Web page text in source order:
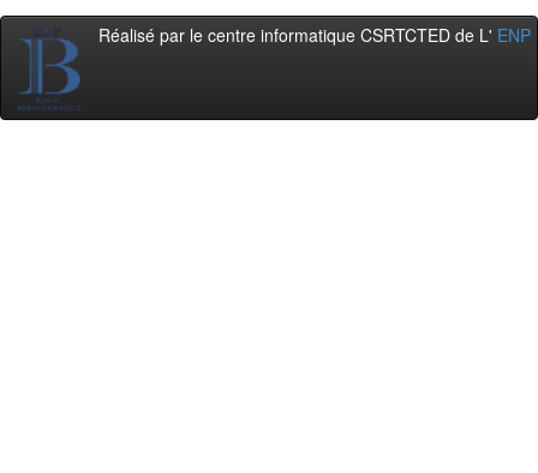
Réalisé par le centre informatique CSRTCTED de L' ENP